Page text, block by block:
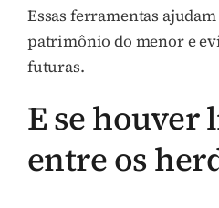
Essas ferramentas
patrimônio do menor e
futuras.
E se houver
entre os